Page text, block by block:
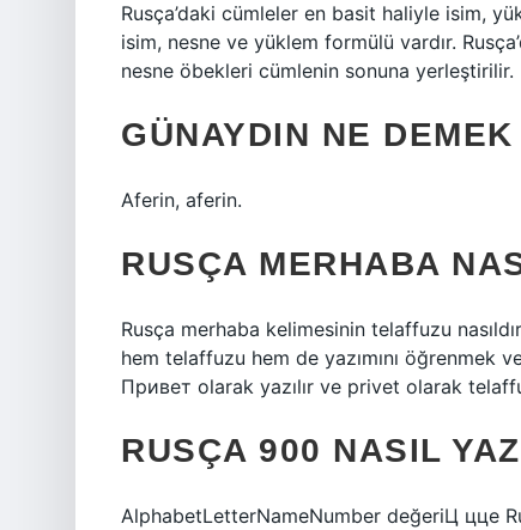
Rusça’daki cümleler en basit haliyle isim,
isim, nesne ve yüklem formülü vardır.
nesne öbekleri cümlenin sonuna yerleştirilir.
GÜNAYDIN NE
Aferin, aferin.
RUSÇA MERHABA
Rusça merhaba kelimesinin telaffuzu
hem telaffuzu hem de yazımını öğrenmek
Привет olarak yazılır ve privet olarak
RUSÇA 900 NASIL
AlphabetLetterNameNumber değeriЦ цце